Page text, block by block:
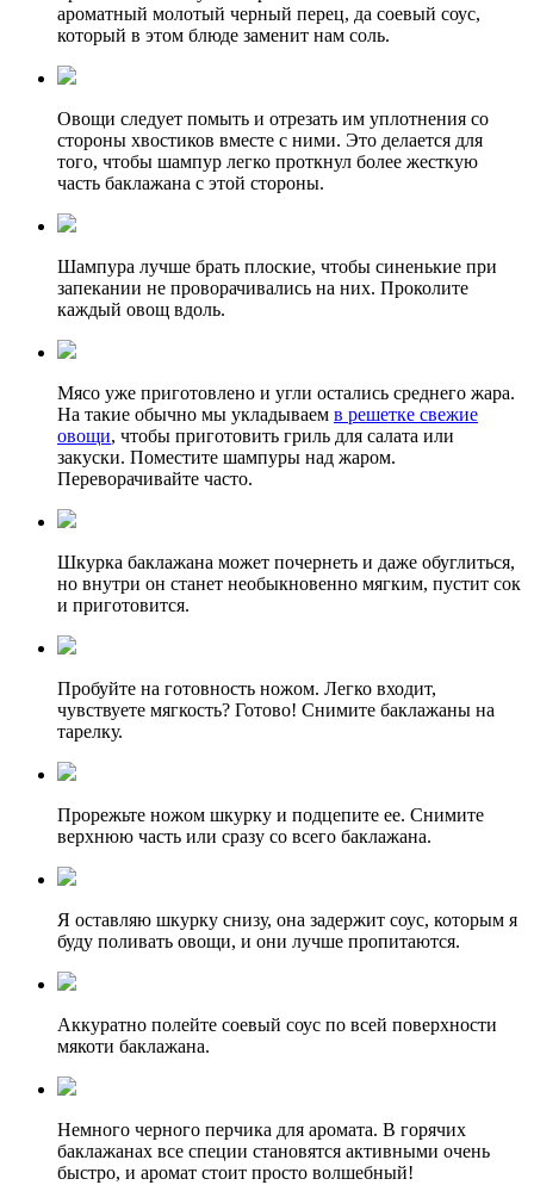
ароматный молотый черный перец, да соевый соус,
который в этом блюде заменит нам соль.
Овощи следует помыть и отрезать им уплотнения со
стороны хвостиков вместе с ними. Это делается для
того, чтобы шампур легко проткнул более жесткую
часть баклажана с этой стороны.
Шампура лучше брать плоские, чтобы синенькие при
запекании не проворачивались на них. Проколите
каждый овощ вдоль.
Мясо уже приготовлено и угли остались среднего жара.
На такие обычно мы укладываем в решетке свежие
овощи, чтобы приготовить гриль для салата или
закуски. Поместите шампуры над жаром.
Переворачивайте часто.
Шкурка баклажана может почернеть и даже обуглиться,
но внутри он станет необыкновенно мягким, пустит сок
и приготовится.
Пробуйте на готовность ножом. Легко входит,
чувствуете мягкость? Готово! Снимите баклажаны на
тарелку.
Прорежьте ножом шкурку и подцепите ее. Снимите
верхнюю часть или сразу со всего баклажана.
Я оставляю шкурку снизу, она задержит соус, которым я
буду поливать овощи, и они лучше пропитаются.
Аккуратно полейте соевый соус по всей поверхности
мякоти баклажана.
Немного черного перчика для аромата. В горячих
баклажанах все специи становятся активными очень
быстро, и аромат стоит просто волшебный!